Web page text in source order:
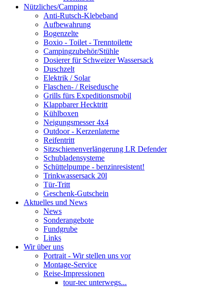
Nützliches/Camping
Anti-Rutsch-Klebeband
Aufbewahrung
Bogenzelte
Boxio - Toilet - Trenntoilette
Campingzubehör/Stühle
Dosierer für Schweizer Wassersack
Duschzelt
Elektrik / Solar
Flaschen- / Reisedusche
Grills fürs Expeditionsmobil
Klappbarer Hecktritt
Kühlboxen
Neigungsmesser 4x4
Outdoor - Kerzenlaterne
Reifentritt
Sitzschienenverlängerung LR Defender
Schubladensysteme
Schüttelpumpe - benzinresistent!
Trinkwassersack 20l
Tür-Tritt
Geschenk-Gutschein
Aktuelles und News
News
Sonderangebote
Fundgrube
Links
Wir über uns
Portrait - Wir stellen uns vor
Montage-Service
Reise-Impressionen
tour-tec unterwegs...